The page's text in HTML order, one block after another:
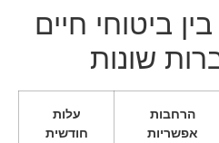
ביטוחי חיים
שונות
הרחבות
אפשריות
עלות
חודשית